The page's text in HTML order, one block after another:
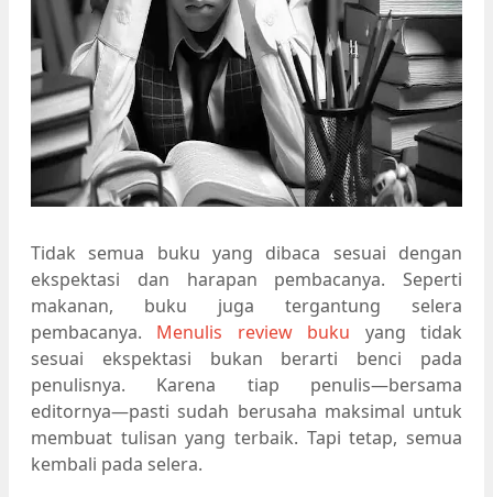
Tidak semua buku yang dibaca sesuai dengan
ekspektasi dan harapan pembacanya. Seperti
makanan, buku juga tergantung selera
pembacanya. Menulis review buku yang tidak
sesuai ekspektasi bukan berarti benci pada
penulisnya. Karena tiap penulis—bersama
editornya—pasti sudah berusaha maksimal untuk
membuat tulisan yang terbaik. Tapi tetap, semua
kembali pada selera.